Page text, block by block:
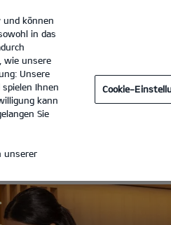
GmbH
und können
in das
wie unsere
Unsere
Ihnen
kann
Sie
unserer
Cookie-